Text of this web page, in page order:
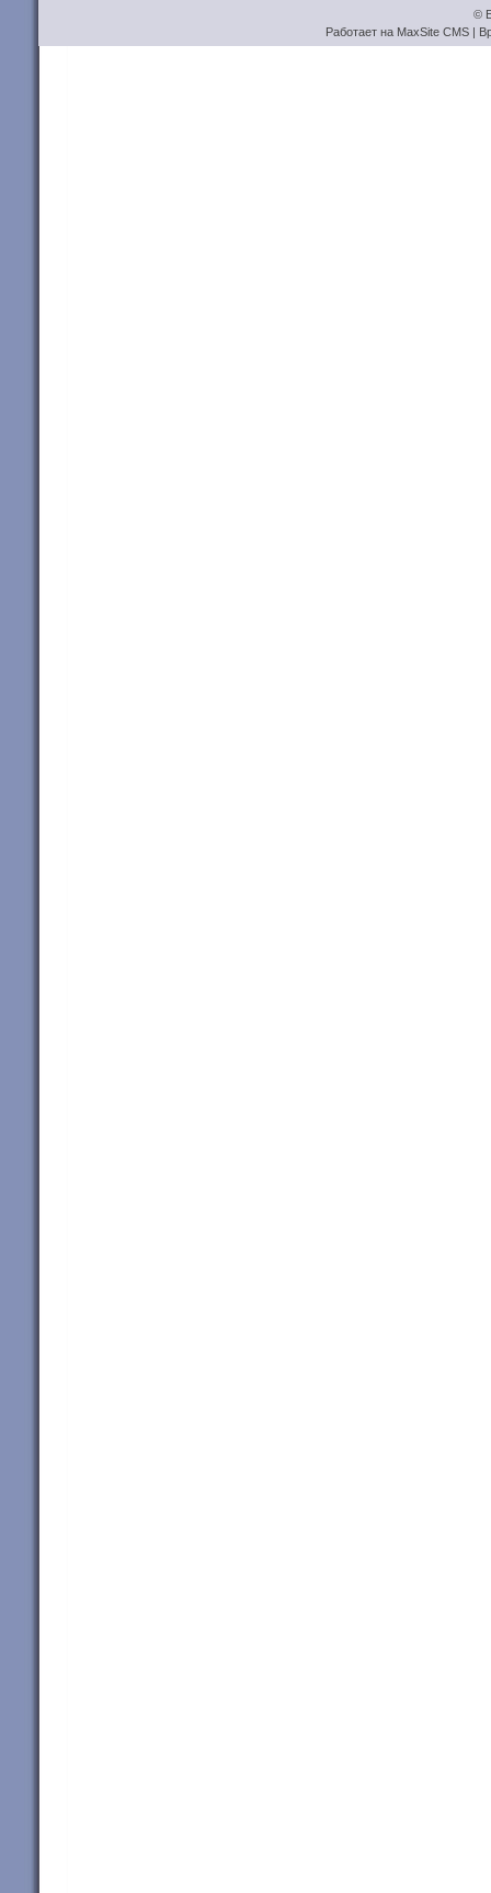
©
Работает на MaxSite CMS |